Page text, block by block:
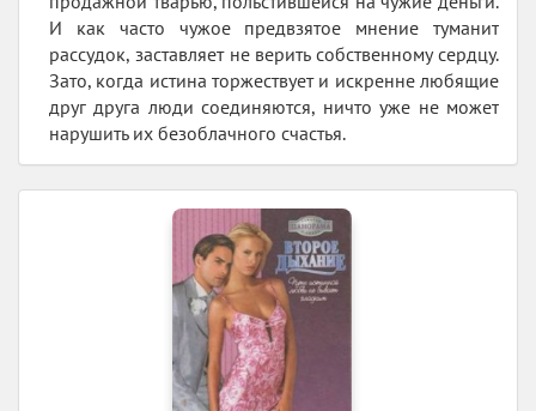
И как часто чужое предвзятое мнение туманит
рассудок, заставляет не верить собственному сердцу.
Зато, когда истина торжествует и искренне любящие
друг друга люди соединяются, ничто уже не может
нарушить их безоблачного счастья.